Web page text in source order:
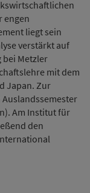
engen
liegt sein
verstärkt auf
bei Metzler
mit dem
Japan. Zur
Am Institut für
den